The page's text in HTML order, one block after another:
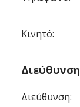
Κινητό:
Διεύθυνση
Διεύθυνση: